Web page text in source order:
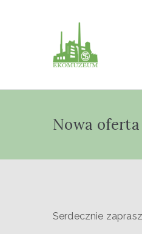
Nowa oferta
Serdecznie